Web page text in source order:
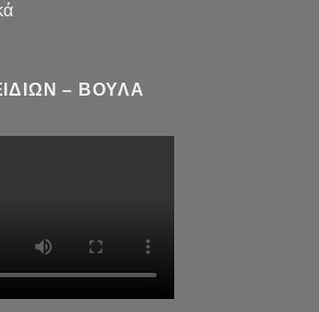
– ΒΟΥΛΑ